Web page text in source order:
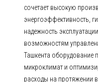
сочетает высокую
энергоэффективность,
надежность
возможностям
Ташкента оборудование
микроклимат и
расходы на протяжении